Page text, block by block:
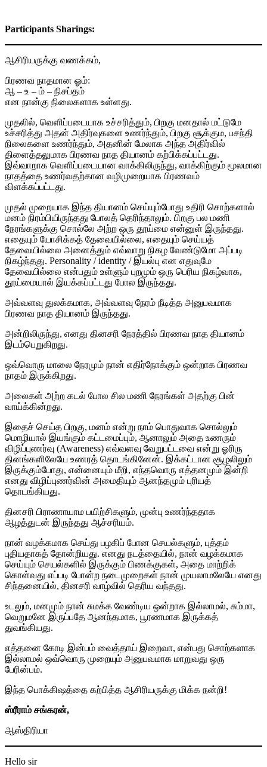
Participants Sharings:
ஆசிரியருக்கு வணக்கம்,
பிரணவ நாதமான ஓம்:
ஆ – உ – ம் – நிசப்தம்
என நான்கு நிலைகளாக உள்ளது.
முதலில், வெளிப்படையாக உச்சரித்தும், பிறகு மனதால் மட்டுமே
உச்சரித்து அதன் அதிர்வுகளை உணர்ந்தும், பிறகு சூக்கும, பசந்தி
நிலைகளை உணர்ந்தும், அதனின் மேலாக அந்த அதிர்வில்
திளைத்தலுமாக பிரணவ நாத தியானம் கற்பிக்கப்பட்டது.
இவ்வாறாக வெளிப்படையான வாக்கிலிருந்து, வாக்கிற்கும் மூலமான
நாதத்தை உணர்வதற்கான வழிமுறையாக பிரணவம்
விளக்கப்பட்டது.
முதல் முறையாக இந்த தியானம் செய்யும்போது உதிரி சொற்களால்
மனம் நிரம்பியிருந்தது போலத் தெரிந்தாலும். பிறகு பல மணி
நேரங்களுக்கு சொல்லே அற்ற ஒரு தூய்மை என்னுள் இருந்தது.
எதையும் யோசிக்கத் தேவையில்லை, எதையும் செய்யத்
தேவையில்லை அனைத்தும் எவ்வாறு நிகழ வேண்டுமோ அப்படி
நிகழ்ந்தது. Personality / identity / இயல்பு என எதுவுமே
தேவையில்லை என்பதும் உள்ளும் புறமும் ஒரு பெரிய நிகழ்வாக,
தூய்மையால் இயக்கப்பட்டது போல இருந்தது.
அவ்வளவு துலக்கமாக, அவ்வளவு நேரம் நீடித்த அனுபவமாக
பிரணவ நாத தியானம் இருந்தது.
அன்றிலிருந்து, எனது தினசரி நேரத்தில் பிரணவ நாத தியானம்
இடம்பெறுகிறது.
ஒவ்வொரு மாலை நேரமும் நான் எதிர்நோக்கும் ஒன்றாக பிரணவ
நாதம் இருக்கிறது.
அலைகள் அற்ற கடல் போல சில மணி நேரங்கள் அதற்கு பின்
வாய்க்கின்றது.
இதைச் செய்த பிறகு, மனம் என்று நாம் பொதுவாக சொல்லும்
மொழியால் இயங்கும் கட்டமைப்பும், ஆனாலும் அதை உணரும்
விழிப்புணர்வு (Awareness) எவ்வளவு வேறுபட்டவை என்று ஓரிரு
தினங்களிலேயே உணரத் தொடங்கினேன். இக்கட்டான சூழலிலும்
இருக்கும்போது, என்னையும் மீறி, எந்தவொரு எத்தனமும் இன்றி
எனது விழிப்புணர்வின் அமைதியும் ஆனந்தமும் புரியத்
தொடங்கியது.
தினசரி பிராணாயாம பயிற்சிகளும், முன்பு உணர்ந்ததாக
ஆழத்துடன் இருந்தது ஆச்சரியம்.
நான் வழக்கமாக செய்து பழகிப் போன செயல்களும், புத்தம்
புதியதாகத் தோன்றியது. எனது நடத்தையில், நான் வழக்கமாக
செய்யும் செயல்களில் இருக்கும் பிணக்குகள், அதை மாற்றிக்
கொள்வது எப்படி போன்ற நடைமுறைகள் நான் முயலாமலேயே எனது
சிந்தனையில், தினசரி வாழ்வில் தெரிய வந்தது.
உடலும், மனமும் நான் சுமக்க வேண்டிய ஒன்றாக இல்லாமல், சும்மா,
வெறுமனே இருப்பதே ஆனந்தமாக, பூரணமாக இருக்கத்
துவங்கியது.
எத்தனை கோடி இன்பம் வைத்தாய் இறைவா, என்பது சொற்களாக
இல்லாமல் ஒவ்வொரு முறையும் அனுபவமாக மாறுவது ஒரு
பேரின்பம்.
இந்த பொக்கிஷத்தை கற்பித்த ஆசிரியருக்கு மிக்க நன்றி!
ஸ்ரீராம் சங்கரன்,
ஆஸ்திரியா
Hello sir